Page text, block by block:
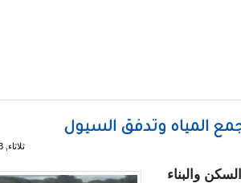
المياه وتدفق السيول
ثلاثاء, 22/08/2023 - 19:51
والبناء